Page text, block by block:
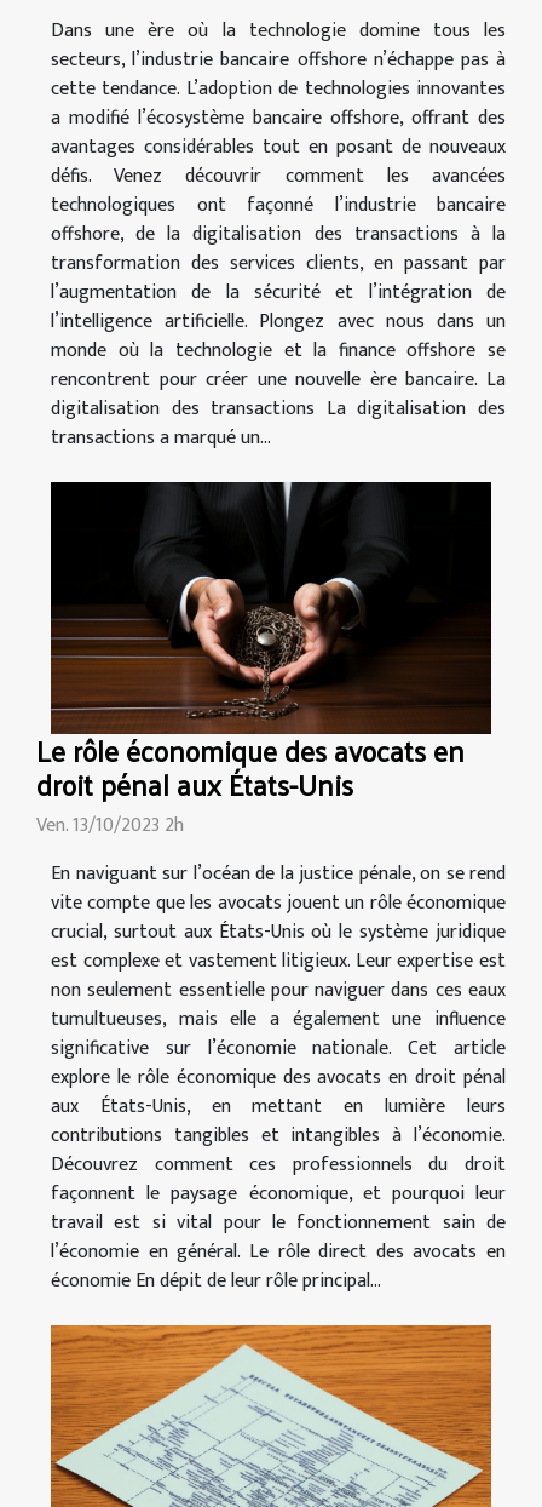
Dans une ère où la technologie domine tous les
secteurs, l’industrie bancaire offshore n’échappe pas à
cette tendance. L’adoption de technologies innovantes
a modifié l’écosystème bancaire offshore, offrant des
avantages considérables tout en posant de nouveaux
défis. Venez découvrir comment les avancées
technologiques ont façonné l’industrie bancaire
offshore, de la digitalisation des transactions à la
transformation des services clients, en passant par
l’augmentation de la sécurité et l’intégration de
l’intelligence artificielle. Plongez avec nous dans un
monde où la technologie et la finance offshore se
rencontrent pour créer une nouvelle ère bancaire. La
digitalisation des transactions La digitalisation des
transactions a marqué un...
Le rôle économique des avocats en
droit pénal aux États-Unis
Ven. 13/10/2023 2h
En naviguant sur l’océan de la justice pénale, on se rend
vite compte que les avocats jouent un rôle économique
crucial, surtout aux États-Unis où le système juridique
est complexe et vastement litigieux. Leur expertise est
non seulement essentielle pour naviguer dans ces eaux
tumultueuses, mais elle a également une influence
significative sur l’économie nationale. Cet article
explore le rôle économique des avocats en droit pénal
aux États-Unis, en mettant en lumière leurs
contributions tangibles et intangibles à l’économie.
Découvrez comment ces professionnels du droit
façonnent le paysage économique, et pourquoi leur
travail est si vital pour le fonctionnement sain de
l’économie en général. Le rôle direct des avocats en
économie En dépit de leur rôle principal...